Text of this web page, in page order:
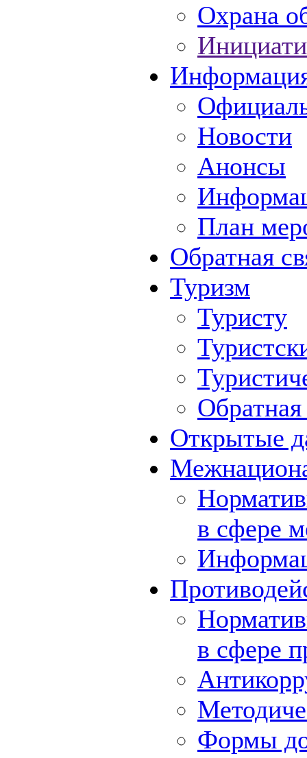
Охрана
Новости
Анонсы
План
Обратная
Туризм
Туристу
Обратная
Открытые
в сфере
в сфере
Формы